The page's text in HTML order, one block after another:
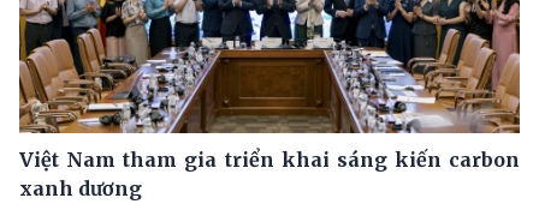
Việt Nam tham gia triển khai sáng kiến carbon
xanh dương